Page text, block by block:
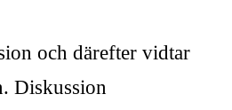
och därefter vidtar
Diskussion